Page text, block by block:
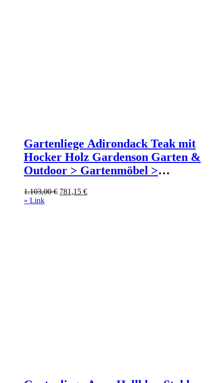
Gartenliege Adirondack Teak mit
Hocker Holz Gardenson Garten &
Outdoor > Gartenmöbel >
1.103,00€ Ursprünglicher
781,15 €Aktueller
» Link